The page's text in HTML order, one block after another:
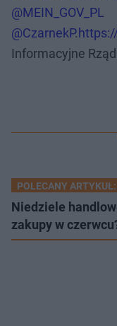
@MEIN_GOV_PL
@CzarnekP.
Informacyjne
POLECANY ARTYKUŁ:
Niedziele
zakupy w